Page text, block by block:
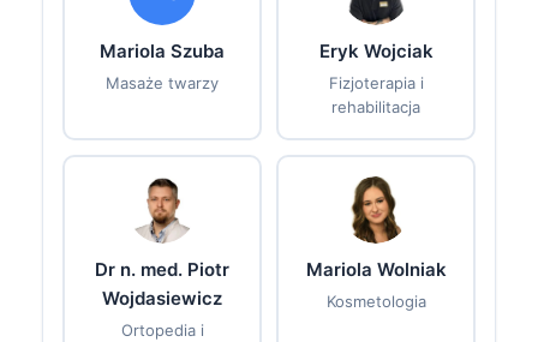
Mariola Szuba
Masaże twarzy
Eryk Wojciak
Fizjoterapia i
rehabilitacja
Dr n. med. Piotr
Wojdasiewicz
Ortopedia i
Mariola Wolniak
Kosmetologia